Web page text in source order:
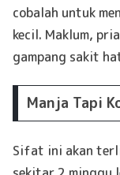
cobalah untuk
kecil. Maklum,
gampang sakit
Manja Tapi
Sifat ini akan